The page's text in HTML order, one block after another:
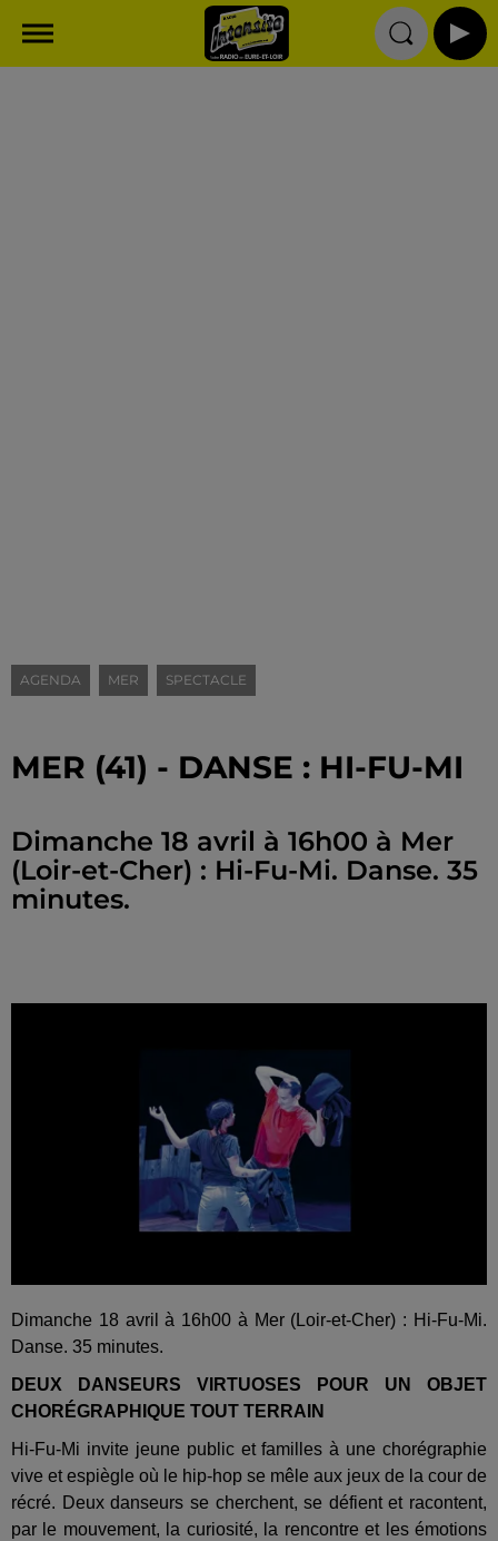
AGENDA MER SPECTACLE
MER (41) - DANSE : HI-FU-MI
Dimanche 18 avril à 16h00 à Mer
(Loir-et-Cher) : Hi-Fu-Mi. Danse. 35
minutes.
Dimanche 18 avril à 16h00 à Mer (Loir-et-Cher) : Hi-Fu-Mi.
Danse. 35 minutes.
DEUX DANSEURS VIRTUOSES POUR UN OBJET
CHORÉGRAPHIQUE TOUT TERRAIN
Hi-Fu-Mi invite jeune public et familles à une chorégraphie
vive et espiègle où le hip-hop se mêle aux jeux de la cour de
récré. Deux danseurs se cherchent, se défient et racontent,
par le mouvement, la curiosité, la rencontre et les émotions